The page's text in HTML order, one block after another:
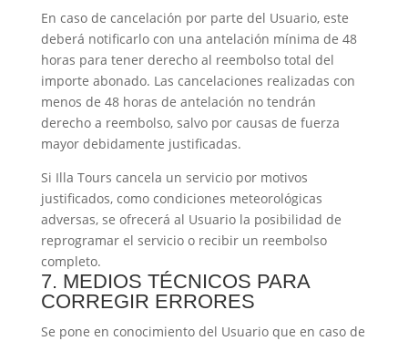
En caso de cancelación por parte del Usuario, este
deberá notificarlo con una antelación mínima de 48
horas para tener derecho al reembolso total del
importe abonado. Las cancelaciones realizadas con
menos de 48 horas de antelación no tendrán
derecho a reembolso, salvo por causas de fuerza
mayor debidamente justificadas.
Si Illa Tours cancela un servicio por motivos
justificados, como condiciones meteorológicas
adversas, se ofrecerá al Usuario la posibilidad de
reprogramar el servicio o recibir un reembolso
completo.
7. MEDIOS TÉCNICOS PARA
CORREGIR ERRORES
Se pone en conocimiento del Usuario que en caso de